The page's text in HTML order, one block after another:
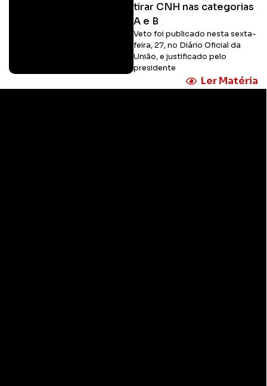
tirar CNH nas categorias
A e B
Veto foi publicado nesta sexta-
feira, 27, no Diário Oficial da
União, e justificado pelo
presidente
Ler Matéria